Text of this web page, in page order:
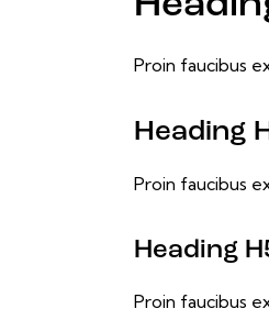
Proin faucibus
Heading
Proin faucibus
Heading
Proin faucibus